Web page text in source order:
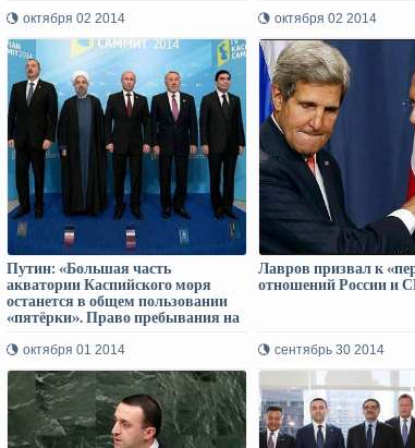
октября 02 2014 октября 02 2014
Путин: «Большая часть
акватории Каспийского моря
останется в общем пользовании
«пятёрки». Право пребывания на
вооружённые силы
исключительно прибрежных
стран. Такой режим сложился
здесь исторически и мы не
собираемся его менять»
октября 01 2014
Лавров призвал к
отношений России и
сентябрь 30 2014